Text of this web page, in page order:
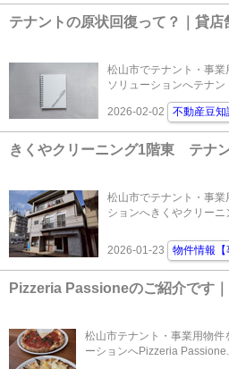
テナントの原状回復って？｜貸店
松山市でテナント・事
ソリューションへテナ
2026-02-02 不動産豆知
きくやクリーニング1階東 テナ
松山市でテナント・事
ションへきくやクリー
2026-01-23 物件情報【
Pizzeria Passioneのご紹介です
松山市テナント・事業用物件
ーションへPizzeria